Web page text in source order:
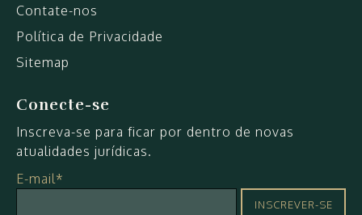
Contate-nos
Política de Privacidade
Sitemap
Conecte-se
Inscreva-se para ficar por dentro de novas
atualidades jurídicas.
E-mail*